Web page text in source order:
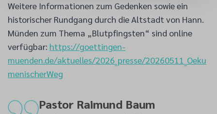
Weitere Informationen zum Gedenken sowie ein
historischer Rundgang durch die Altstadt von Hann.
Münden zum Thema „Blutpfingsten“ sind online
verfügbar: https://goettingen-
muenden.de/aktuelles/2026_presse/20260511_Oeku
menischerWeg
Pastor Raimund Baum